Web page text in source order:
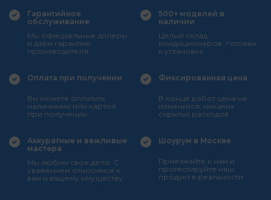
Гарантийное
обслуживание
Мы официальные дилеры
и даем гарантию
производителя
500+ моделей в
наличии
Целый склад
кондиционеров, готовых
к установке
Оплата при получении
Вы можете оплатить
наличными или картой
при получении
Фиксированная цена
В конце работ цена не
изменится, никаких
скрытых расходов
Аккуратные и вежливые
мастера
Мы любим свое дело. С
уважением относимся к
вам и вашему имуществу
Шоурум в Москве
Приезжайте к нам и
протестируйте наш
продукт в реальности